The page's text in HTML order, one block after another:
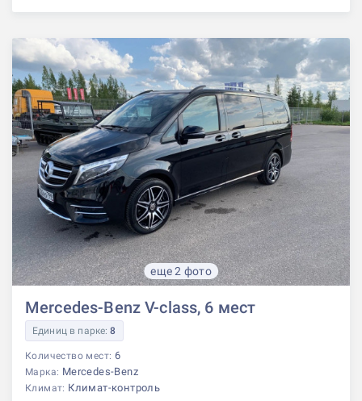
еще 2 фото
Mercedes-Benz V-class, 6 мест
Единиц в парке:8
Количество мест: 6
Марка: Mercedes-Benz
Климат: Климат-контроль